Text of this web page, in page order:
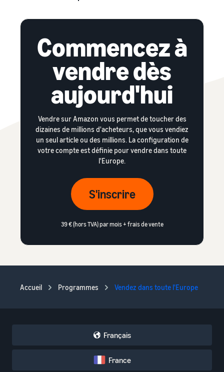
Commencez à
vendre dès
aujourd'hui
Vendre sur Amazon vous permet de toucher des
dizaines de millions d'acheteurs, que vous vendiez
un seul article ou des millions. La configuration de
votre compte est définie pour vendre dans toute
l'Europe.
S'inscrire
39 € (hors TVA) par mois + frais de vente
Accueil Programmes Vendez dans toute l'Europe
Français
France